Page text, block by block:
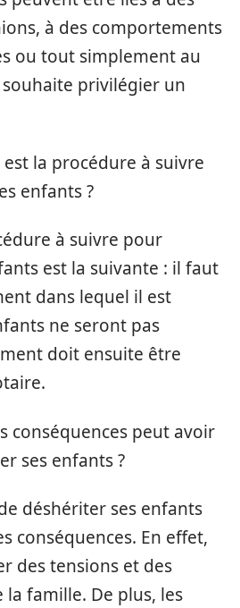
à des comportements
ou tout simplement au
privilégier un
est la procédure à suivre
enfants ?
à suivre pour
est la suivante : il faut
dans lequel il est
ne seront pas
doit ensuite être
conséquences peut avoir
ses enfants ?
déshériter ses enfants
conséquences. En effet,
des tensions et des
la famille. De plus, les